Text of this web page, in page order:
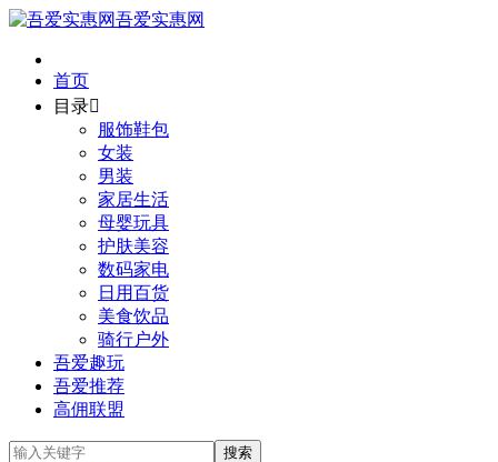
吾爱实惠网
首页
目录
服饰鞋包
女装
男装
家居生活
母婴玩具
护肤美容
数码家电
日用百货
美食饮品
骑行户外
吾爱趣玩
吾爱推荐
高佣联盟